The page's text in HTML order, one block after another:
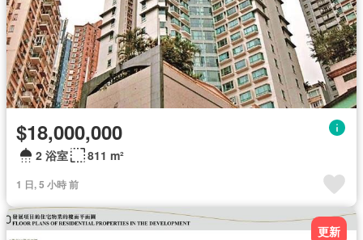
$18,000,000
2 浴室 811 m²
1 日, 5 小時 前
更新